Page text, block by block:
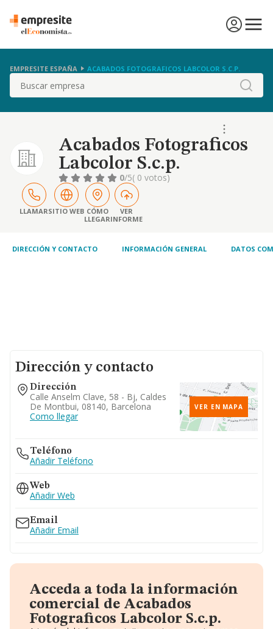
EMPRESITE ESPAÑA ACABADOS FOTOGRAFICOS LABCOLOR S.C.P.
Buscar
Acabados Fotograficos
Labcolor S.c.p.
0/5( 0 votos)
LLAMARSITIO WEB CÓMO
LLEGAR
VER
INFORME
DIRECCIÓN Y CONTACTO INFORMACIÓN GENERAL DATOS
Dirección y contacto
Dirección
Calle Anselm Clave, 58 - Bj, Caldes
De Montbui, 08140, Barcelona
Como llegar
VER EN MAPA
Teléfono
Añadir Teléfono
Web
Añadir Web
Email
Añadir Email
Acceda a toda la información
comercial de Acabados
Fotograficos Labcolor S.c.p.